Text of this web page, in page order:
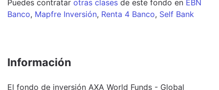
Puedes contratar otras clases de este fondo en EBN
Banco, Mapfre Inversión, Renta 4 Banco, Self Bank
Información
El fondo de inversión AXA World Funds - Global